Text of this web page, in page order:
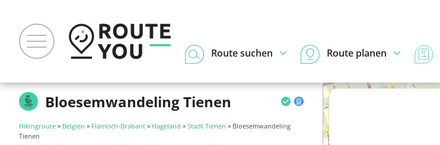
Route suchen Route planen
Bloesemwandeling Tienen
Hikingroute » Belgien » Flämisch-Brabant » Hageland » Stadt Tienen » Bloesemwandeling
Tienen